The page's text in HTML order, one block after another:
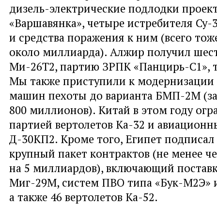
дизель-электрические подлодки
«Варшавянка», четыре истребителя
и средства поражения к ним (всего
около миллиарда). Алжир получил
Ми-26Т2, партию ЗРПК «Панцирь-С1»,
Мы также приступили к модернизации
машин пехоты до варианта БМП-2М (за
800 миллионов). Китай в этом году
партией вертолетов Ка-32 и
Д-30КП2. Кроме того, Египет подписал
крупный пакет контрактов (не менее
на 5 миллиардов), включающий
Миг-29М, систем ПВО типа «Бук-М2Э»
а также 46 вертолетов Ка-52.